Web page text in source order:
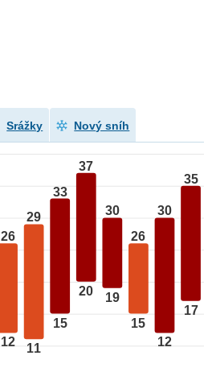
Srážky Nový sníh
26
12
29
11
33
15
37
20
30
19
26
15
30
12
35
17